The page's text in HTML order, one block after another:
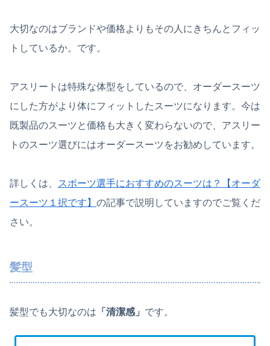
大切なのはブランドや価格よりもその人にきちんとフィッ
トしているか。です。
アスリートは特殊な体型をしているので、オーダースーツ
にした方がより体にフィットしたスーツになります。今は
既製品のスーツと価格も大きく変わらないので、アスリー
トのスーツ選びにはオーダースーツをお勧めしています。
詳しくは、
スポーツ選手におすすめのスーツは？【オーダ
ースーツ１択です】 の記事で説明していますのでご覧くだ
さい。
髪型
髪型でも大切なのは 「清潔感」 です。